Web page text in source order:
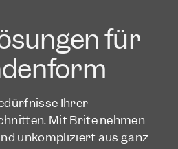
für
Ihrer
Mit Brite nehmen
unkompliziert aus ganz